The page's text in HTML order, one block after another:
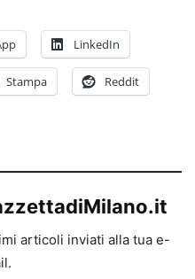
LinkedIn
Stampa Reddit
articoli inviati alla tua e-